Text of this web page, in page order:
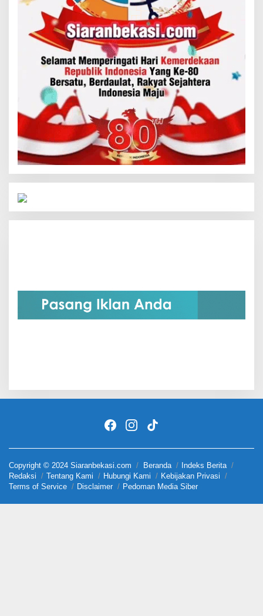
Copyright © 2024 Siaranbekasi.com Beranda
Indeks Berita
Redaksi
Tentang Kami Hubungi Kami
Kebijakan Privasi
Terms of Service
Disclaimer Pedoman Media Siber